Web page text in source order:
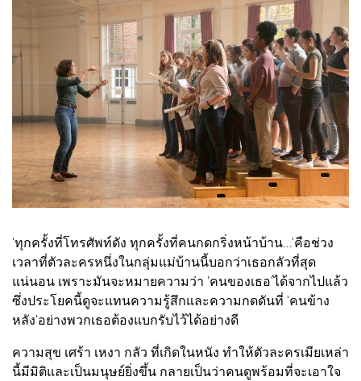
'ทุกครั้งที่โทรศัพท์ดัง ทุกครั้งที่คนกดกริ่งหน้าบ้าน...'คือช่วง
เวลาที่ตัวละครหนึ่งในกลุ่มแม่บ้านนี้บอกว่าเธอกลัวที่สุด
แน่นอน เพราะมันจะหมายความว่า 'คนของเธอ'ได้จากไปแล้ว
ซึ่งประโยคนี้ดูจะแทนความรู้สึกและความกดดันที่ 'คนข้าง
หลัง'อย่างพวกเธอต้องแบกรับไว้ได้อย่างดี
ความสุข เศร้า เหงา กลัว ที่เกิดในหนัง ทำให้ตัวละครเมียเหล่า
นี้มีมิติและเป็นมนุษย์ยิ่งขึ้น กลายเป็นว่าคนดูพร้อมที่จะเอาใจ